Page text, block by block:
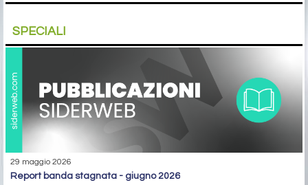
SPECIALI
29 maggio 2026
report banda stagnata - giugno 2026